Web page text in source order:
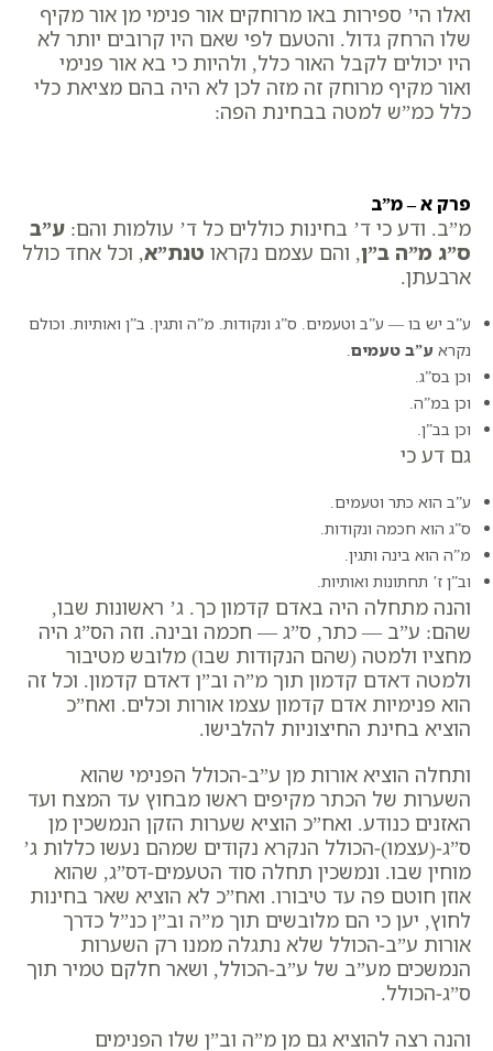
ואלו הי’ ספירות באו מרוחקים אור פנימי מן אור מקיף
שלו הרחק גדול. והטעם לפי שאם היו קרובים יותר לא
היו יכולים לקבל האור כלל, ולהיות כי בא אור פנימי
ואור מקיף מרוחק זה מזה לכן לא היה בהם מציאת כלי
כלל כמ”ש למטה בבחינת הפה:
פרק א – מ”ב
מ”ב. ודע כי ד’ בחינות כוללים כל ד’ עולמות והם: ע”ב
ס”ג מ”ה ב”ן, והם עצמם נקראו טנת”א, וכל אחד כולל
ארבעתן.
ע”ב יש בו — ע”ב וטעמים. ס”ג ונקודות. מ”ה ותגין. ב”ן ואותיות. וכולם
נקרא ע”ב טעמים.
וכן בס”ג.
וכן במ”ה.
וכן בב”ן.
גם דע כי
ע”ב הוא כתר וטעמים.
ס”ג הוא חכמה ונקודות.
מ”ה הוא בינה ותגין.
וב”ן ז’ תחתונות ואותיות.
והנה מתחלה היה באדם קדמון כך. ג’ ראשונות שבו,
שהם: ע”ב — כתר, ס”ג — חכמה ובינה. וזה הס”ג היה
מחציו ולמטה (שהם הנקודות שבו) מלובש מטיבור
ולמטה דאדם קדמון תוך מ”ה וב”ן דאדם קדמון. וכל זה
הוא פנימיות אדם קדמון עצמו אורות וכלים. ואח”כ
הוציא בחינת החיצוניות להלבישו.
ותחלה הוציא אורות מן ע”ב-הכולל הפנימי שהוא
השערות של הכתר מקיפים ראשו מבחוץ עד המצח ועד
האזנים כנודע. ואח”כ הוציא שערות הזקן הנמשכין מן
ס”ג-(עצמו)-הכולל הנקרא נקודים שמהם נעשו כללות ג’
מוחין שבו. ונמשכין תחלה סוד הטעמים-דס”ג, שהוא
אוזן חוטם פה עד טיבורו. ואח”כ לא הוציא שאר בחינות
לחוץ, יען כי הם מלובשים תוך מ”ה וב”ן כנ”ל כדרך
אורות ע”ב-הכולל שלא נתגלה ממנו רק השערות
הנמשכים מע”ב של ע”ב-הכולל, ושאר חלקם טמיר תוך
ס”ג-הכולל.
והנה רצה להוציא גם מן מ”ה וב”ן שלו הפנימים